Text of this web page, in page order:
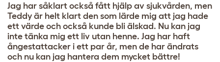
Jag har såklart också fått hjälp av sjukvården, men
Teddy är helt klart den som lärde mig att jag hade
ett värde och också kunde bli älskad. Nu kan jag
inte tänka mig ett liv utan henne. Jag har haft
ångestattacker i ett par år, men de har ändrats
och nu kan jag hantera dem mycket bättre!